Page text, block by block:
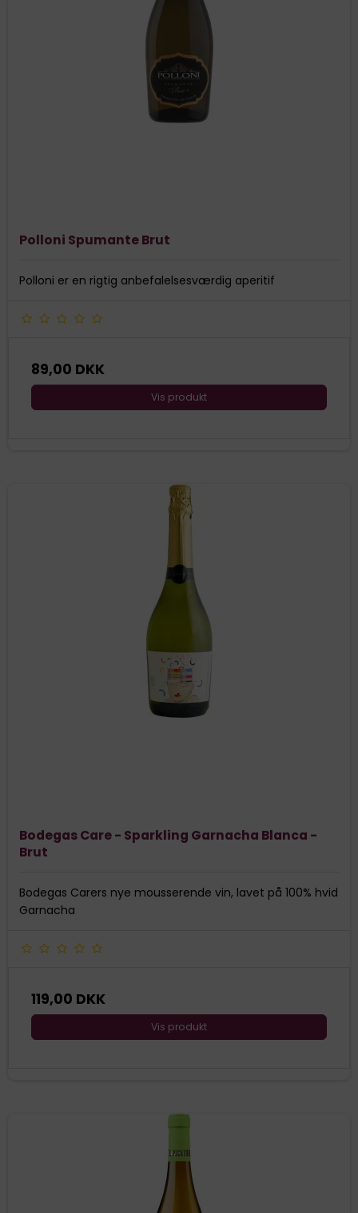
Polloni Spumante Brut
Polloni er en rigtig anbefalelsesværdig aperitif
89,00 DKK
Vis produkt
Bodegas Care - Sparkling Garnacha Blanca -
Brut
Bodegas Carers nye mousserende vin, lavet på 100% hvid
Garnacha
119,00 DKK
Vis produkt